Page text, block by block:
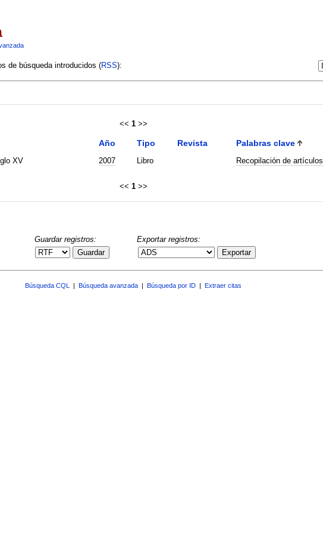
de búsqueda introducidos (RSS):
<< 1 >>
Año Tipo Revista Palabras clave
XV 2007 Libro Recopilación de artículos
<< 1 >>
Guardar registros:
Guardar
Exportar registros:
Exportar
Búsqueda CQL Búsqueda avanzada Búsqueda por ID Extraer citas